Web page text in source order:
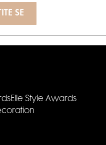
SE
Elle Style Awards